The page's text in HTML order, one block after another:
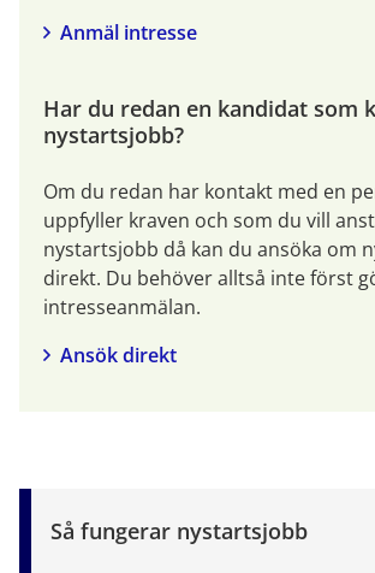
Anmäl intresse
Har du redan en kandidat som
nystartsjobb?
Om du redan har kontakt med en
uppfyller kraven och som du vill
nystartsjobb då kan du ansöka om
direkt. Du behöver alltså inte först
intresseanmälan.
Ansök direkt
Så fungerar nystartsjobb